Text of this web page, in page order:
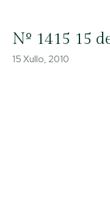
Nº 1415 15
15 Xullo, 2010